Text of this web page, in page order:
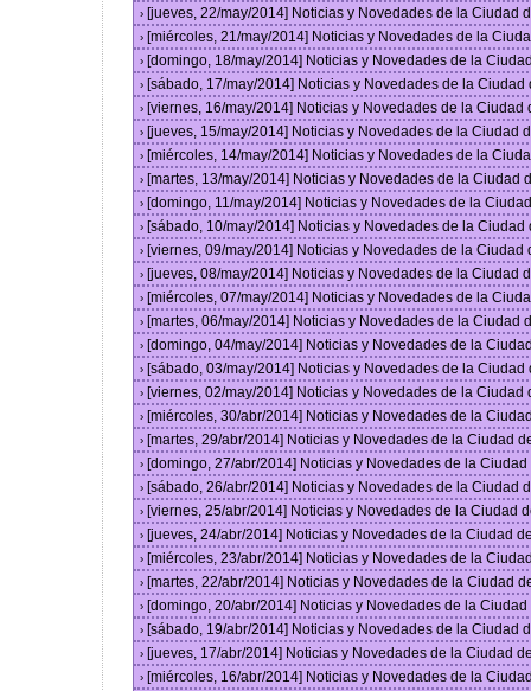
› [jueves, 22/may/2014] Noticias y Novedades de la Ciudad
› [miércoles, 21/may/2014] Noticias y Novedades de la
› [domingo, 18/may/2014] Noticias y Novedades de la
› [sábado, 17/may/2014] Noticias y Novedades de la
› [viernes, 16/may/2014] Noticias y Novedades de la
› [jueves, 15/may/2014] Noticias y Novedades de la Ciudad
› [miércoles, 14/may/2014] Noticias y Novedades de la
› [martes, 13/may/2014] Noticias y Novedades de la Ciudad
› [domingo, 11/may/2014] Noticias y Novedades de la
› [sábado, 10/may/2014] Noticias y Novedades de la
› [viernes, 09/may/2014] Noticias y Novedades de la
› [jueves, 08/may/2014] Noticias y Novedades de la Ciudad
› [miércoles, 07/may/2014] Noticias y Novedades de la
› [martes, 06/may/2014] Noticias y Novedades de la Ciudad
› [domingo, 04/may/2014] Noticias y Novedades de la
› [sábado, 03/may/2014] Noticias y Novedades de la
› [viernes, 02/may/2014] Noticias y Novedades de la
› [miércoles, 30/abr/2014] Noticias y Novedades de la
› [martes, 29/abr/2014] Noticias y Novedades de la Ciudad
› [domingo, 27/abr/2014] Noticias y Novedades de la
› [sábado, 26/abr/2014] Noticias y Novedades de la Ciudad
› [viernes, 25/abr/2014] Noticias y Novedades de la Ciudad
› [jueves, 24/abr/2014] Noticias y Novedades de la Ciudad
› [miércoles, 23/abr/2014] Noticias y Novedades de la
› [martes, 22/abr/2014] Noticias y Novedades de la Ciudad
› [domingo, 20/abr/2014] Noticias y Novedades de la
› [sábado, 19/abr/2014] Noticias y Novedades de la Ciudad
› [jueves, 17/abr/2014] Noticias y Novedades de la Ciudad
› [miércoles, 16/abr/2014] Noticias y Novedades de la